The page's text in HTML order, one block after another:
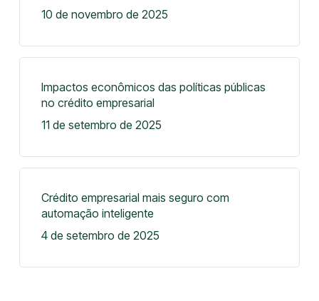
10 de novembro de 2025
Impactos econômicos das políticas públicas
no crédito empresarial
11 de setembro de 2025
Crédito empresarial mais seguro com
automação inteligente
4 de setembro de 2025